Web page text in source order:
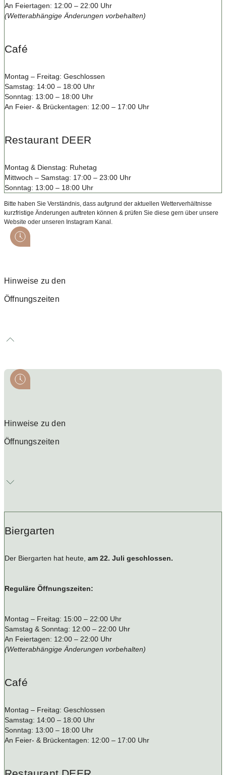
An Feiertagen: 12:00 – 22:00 Uhr
(Wetterabhängige Änderungen vorbehalten)
Café
Montag – Freitag: Geschlossen
Samstag: 14:00 – 18:00 Uhr
Sonntag: 13:00 – 18:00 Uhr
An Feier- & Brückentagen: 12:00 – 17:00 Uhr
Restaurant DEER
Montag & Dienstag: Ruhetag
Mittwoch – Samstag: 17:00 – 23:00 Uhr
Sonntag: 13:00 – 18:00 Uhr
Bitte haben Sie Verständnis, dass aufgrund der aktuellen Wetterverhältnisse
kurzfristige Änderungen auftreten können & prüfen Sie diese gern über unsere
Website oder unseren Instagram Kanal.
Hinweise zu den
Öffnungszeiten
Hinweise zu den
Öffnungszeiten
Biergarten
Der Biergarten hat heute, am 22. Juli geschlossen.
Reguläre Öffnungszeiten:
Montag – Freitag: 15:00 – 22:00 Uhr
Samstag & Sonntag: 12:00 – 22:00 Uhr
An Feiertagen: 12:00 – 22:00 Uhr
(Wetterabhängige Änderungen vorbehalten)
Café
Montag – Freitag: Geschlossen
Samstag: 14:00 – 18:00 Uhr
Sonntag: 13:00 – 18:00 Uhr
An Feier- & Brückentagen: 12:00 – 17:00 Uhr